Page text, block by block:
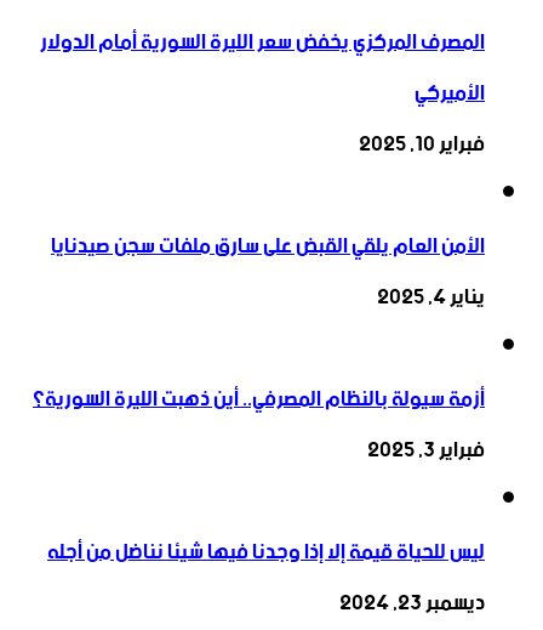
المصرف المركزي يخفض سعر الليرة السورية أمام الدولار
الأميركي
فبراير 10, 2025
الأمن العام يلقي القبض على سارق ملفات سجن صيدنايا
يناير 4, 2025
أزمة سيولة بالنظام المصرفي.. أين ذهبت الليرة السورية؟
فبراير 3, 2025
ليس للحياة قيمة إلا إذا وجدنا فيها شيئا نناضل من أجله
ديسمبر 23, 2024